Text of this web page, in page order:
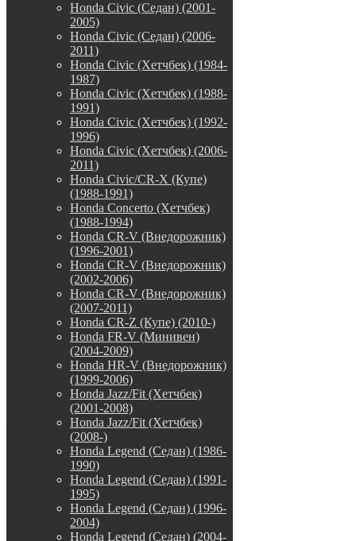
Honda Civic (Седан) (2001-
2005)
Honda Civic (Седан) (2006-
2011)
Honda Civic (Хетчбек) (1984-
1987)
Honda Civic (Хетчбек) (1988-
1991)
Honda Civic (Хетчбек) (1992-
1996)
Honda Civic (Хетчбек) (2006-
2011)
Honda Civic/CR-X (Купе)
(1988-1991)
Honda Concerto (Хетчбек)
(1988-1994)
Honda CR-V (Внедорожник)
(1996-2001)
Honda CR-V (Внедорожник)
(2002-2006)
Honda CR-V (Внедорожник)
(2007-2011)
Honda CR-Z (Купе) (2010-)
Honda FR-V (Минивен)
(2004-2009)
Honda HR-V (Внедорожник)
(1999-2006)
Honda Jazz/Fit (Хетчбек)
(2001-2008)
Honda Jazz/Fit (Хетчбек)
(2008-)
Honda Legend (Седан) (1986-
1990)
Honda Legend (Седан) (1991-
1995)
Honda Legend (Седан) (1996-
2004)
Honda Legend (Седан) (2004-